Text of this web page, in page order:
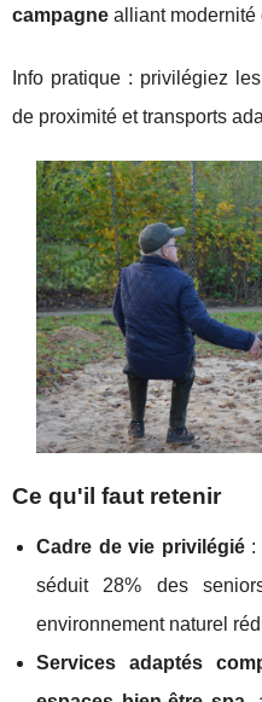
campagne alliant modernité
Info pratique : privilégiez
de proximité et transports
Ce qu'il faut retenir
Cadre de vie privilégié:
séduit 28% des
environnement naturel
Services adaptés